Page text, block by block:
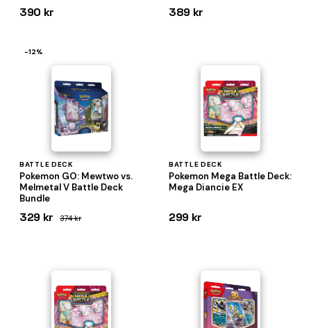
390 kr 389 kr
−12%
BATTLE DECK
Pokemon GO: Mewtwo vs.
Melmetal V Battle Deck
Bundle
329 kr 374 kr
BATTLE DECK
Pokemon Mega Battle Deck:
Mega Diancie EX
299 kr